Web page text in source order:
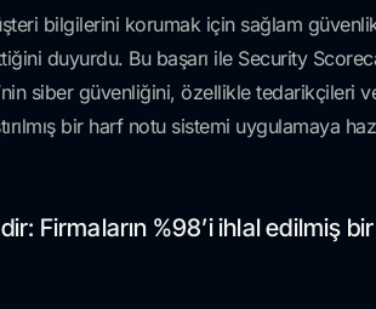
bilgilerini korumak için sağlam
duyurdu. Bu başarı ile Security
siber güvenliğini, özellikle tedarikçileri
bir harf notu sistemi uygulamaya
Firmaların %98’i ihlal edilmiş